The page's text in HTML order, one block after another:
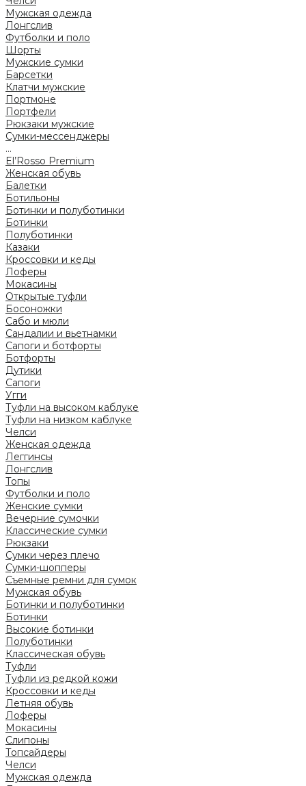
Мужская одежда
Лонгслив
Футболки и поло
Шорты
Мужские сумки
Барсетки
Клатчи мужские
Портмоне
Портфели
Рюкзаки мужские
Сумки-мессенджеры
...
El’Rosso Premium
Женская обувь
Балетки
Ботильоны
Ботинки и полуботинки
Ботинки
Полуботинки
Казаки
Кроссовки и кеды
Лоферы
Мокасины
Открытые туфли
Босоножки
Сабо и мюли
Сандалии и вьетнамки
Сапоги и ботфорты
Ботфорты
Дутики
Сапоги
Угги
Туфли на высоком каблуке
Туфли на низком каблуке
Челси
Женская одежда
Леггинсы
Лонгслив
Топы
Футболки и поло
Женские сумки
Вечерние сумочки
Классические сумки
Рюкзаки
Сумки через плечо
Сумки-шопперы
Съемные ремни для сумок
Мужская обувь
Ботинки и полуботинки
Ботинки
Высокие ботинки
Полуботинки
Классическая обувь
Туфли
Туфли из редкой кожи
Кроссовки и кеды
Летняя обувь
Лоферы
Мокасины
Слипоны
Топсайдеры
Челси
Мужская одежда